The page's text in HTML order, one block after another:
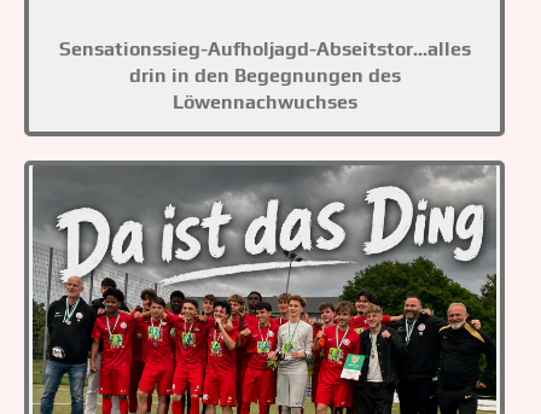
Sensationssieg-Aufholjagd-Abseitstor...alles
drin in den Begegnungen des
Löwennachwuchses